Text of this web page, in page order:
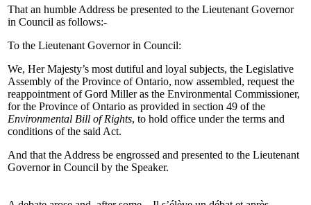
That an humble Address be presented to the Lieutenant Governor
in Council as follows:-
To the Lieutenant Governor in Council:
We, Her Majesty’s most dutiful and loyal subjects, the Legislative
Assembly of the Province of Ontario, now assembled, request the
reappointment of Gord Miller as the Environmental Commissioner,
for the Province of Ontario as provided in section 49 of the
Environmental Bill of Rights, to hold office under the terms and
conditions of the said Act.
And that the Address be engrossed and presented to the Lieutenant
Governor in Council by the Speaker.